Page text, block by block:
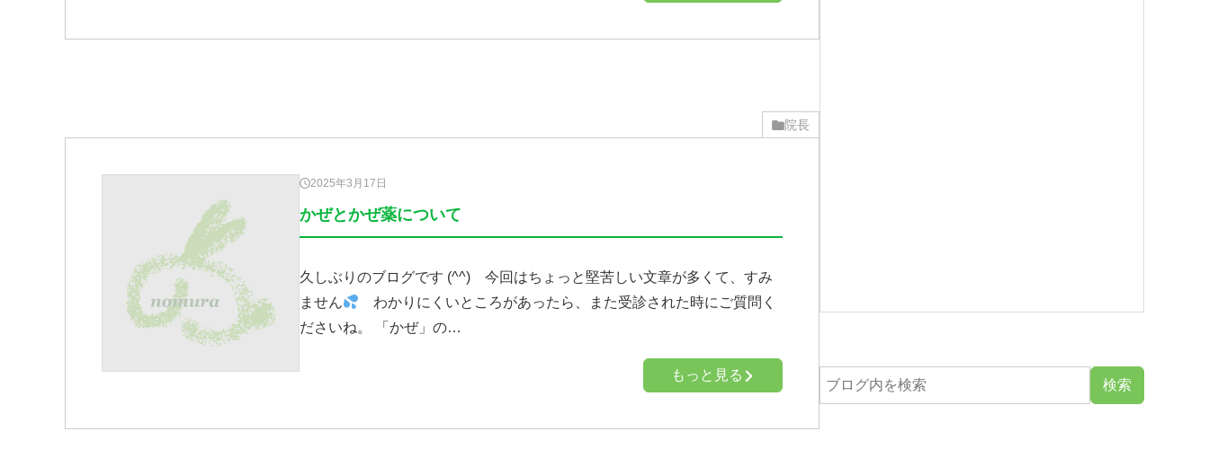
院長
2025年3月17日
かぜとかぜ薬について
久しぶりのブログです (^^) 今回はちょっと堅苦しい文章が多くて、すみ
ません
わかりにくいところがあったら、また受診された時にご質問く
ださいね。 「かぜ」の…
もっと見る